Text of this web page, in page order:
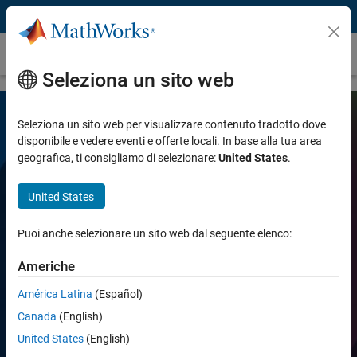
Vai al contenuto
Antenna Toolbox
Antenna Toolbox
Progettazione, analisi e visualizzazione degli
elementi e array di antenne
Seleziona un sito web
Seleziona un sito web per visualizzare contenuto tradotto dove
disponibile e vedere eventi e offerte locali. In base alla tua area
geografica, ti consigliamo di selezionare:United States.
United States
Puoi anche selezionare un sito web dal seguente elenco:
Americhe
América Latina (Español)
Canada (English)
United States (English)